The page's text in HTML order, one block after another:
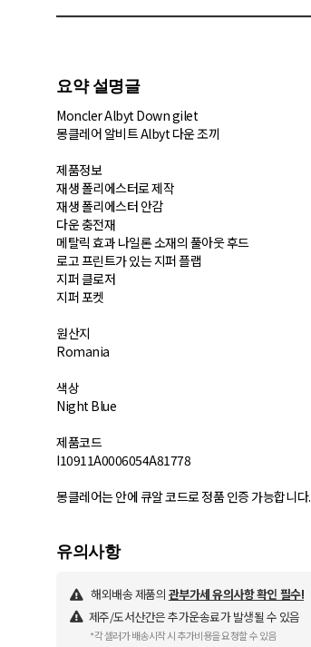
요약 설명글
Moncler Albyt Down gilet
몽클레어 알비트 Albyt 다운 조끼
제품정보
재생 폴리에스터로 제작
재생 폴리에스터 안감
다운 충전재
메탈릭 효과 나일론 소재의 풀아웃 후드
로고 프린트가 있는 지퍼 플랩
지퍼 클로저
지퍼 포켓
원산지
Romania
색상
Night Blue
제품코드
I10911A0006054A81778
몽클레어는 안에 큐알 코드로 정품 인증 가능합니다.
유의사항
해외배송 제품의 관부가세 유의사항 확인 필수!
제주/도서산간은 추가운송료가 발생될 수 있음
*각 셀러가 배송시작 시 추가비용을 요청할 수 있음